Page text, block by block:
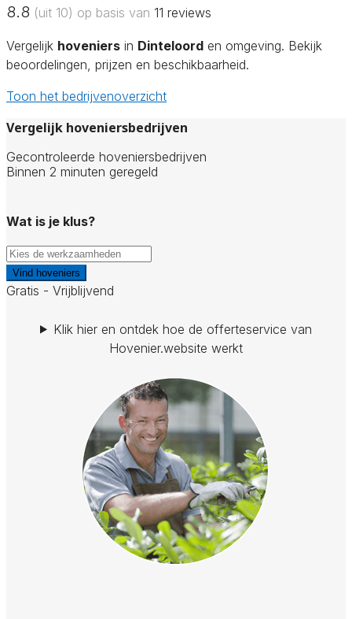
8.8 (uit 10) op basis van 11 reviews
Vergelijk hoveniers in Dinteloord en omgeving. Bekijk
beoordelingen, prijzen en beschikbaarheid.
Toon het bedrijvenoverzicht
Vergelijk hoveniersbedrijven
Gecontroleerde hoveniersbedrijven
Binnen 2 minuten geregeld
Wat is je klus?
Vind hoveniers
Gratis - Vrijblijvend
Klik hier en ontdek hoe de offerteservice van
Hovenier.website werkt